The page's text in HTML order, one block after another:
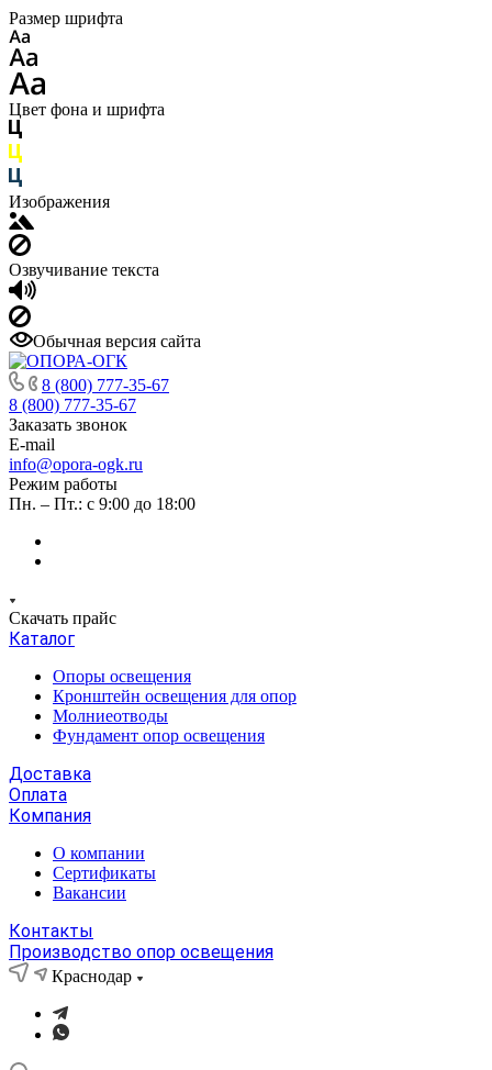
Размер шрифта
Цвет фона и шрифта
Изображения
Озвучивание текста
Обычная версия сайта
8 (800) 777-35-67
8 (800) 777-35-67
Заказать звонок
E-mail
info@opora-ogk.ru
Режим работы
Пн. – Пт.: с 9:00 до 18:00
Скачать прайс
Каталог
Опоры освещения
Кронштейн освещения для опор
Молниеотводы
Фундамент опор освещения
Доставка
Оплата
Компания
О компании
Сертификаты
Вакансии
Контакты
Производство опор освещения
Краснодар